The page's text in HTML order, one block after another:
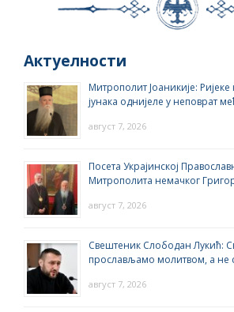
Актуелности
Митрополит Јоаникије:
јунака однијеле у неповрат
август 7, 2026
Посета Украјинској
Митрополита немачког
август 7, 2026
Свештеник Слободан Лукић:
прослављамо молитвом, а не
август 7, 2026